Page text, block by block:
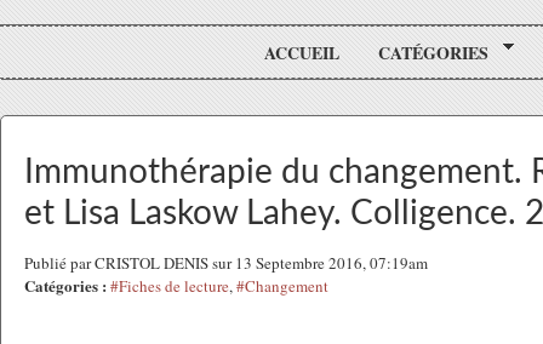
ACCUEIL CATÉGORIES
Immunothérapie du changement.
et Lisa Laskow Lahey. Colligence.
Publié par CRISTOL DENIS sur 13 Septembre 2016, 07:19am
Catégories : #Fiches de lecture,#Changement